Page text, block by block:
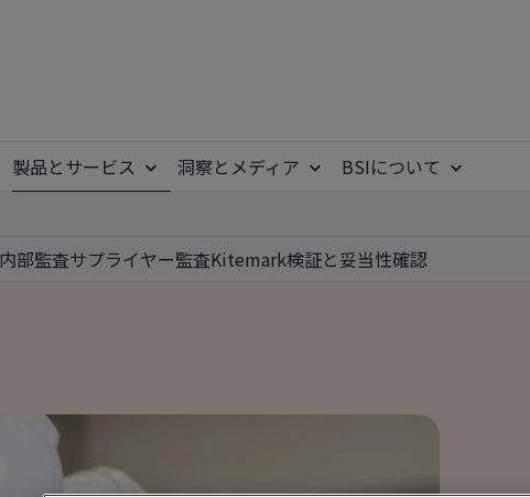
製品とサービス 洞察とメディア
BSIについて
内部監査サプライヤー監査Kitemark検証と妥当性確認